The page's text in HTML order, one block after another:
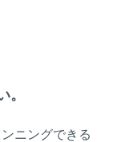
ニングできる